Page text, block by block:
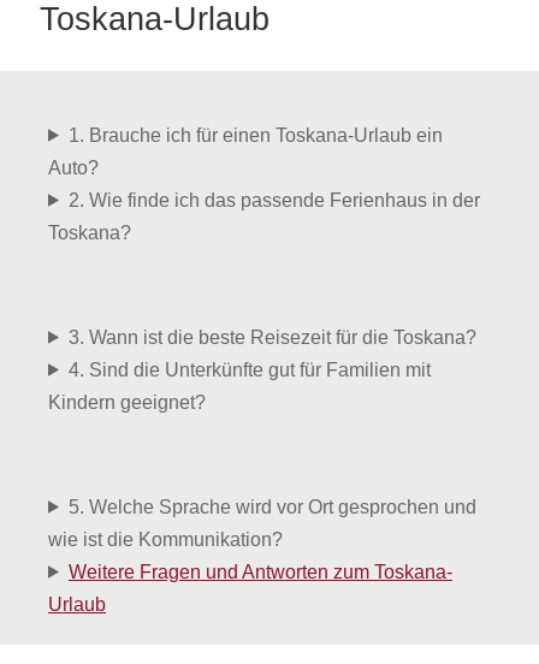
Toskana-Urlaub
1. Brauche ich für einen Toskana-Urlaub ein
Auto?
2. Wie finde ich das passende Ferienhaus in der
Toskana?
3. Wann ist die beste Reisezeit für die Toskana?
4. Sind die Unterkünfte gut für Familien mit
Kindern geeignet?
5. Welche Sprache wird vor Ort gesprochen und
wie ist die Kommunikation?
Weitere Fragen und Antworten zum Toskana-
Urlaub